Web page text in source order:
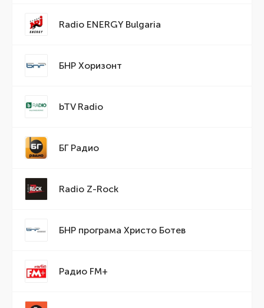
Radio ENERGY Bulgaria
БНР Хоризонт
bTV Radio
БГ Радио
Radio Z-Rock
БНР програма Христо Ботев
Радио FM+